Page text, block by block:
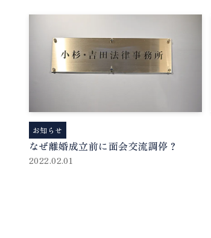
なぜ離婚成立前に面会交流調停？
2022.02.01
お知らせ